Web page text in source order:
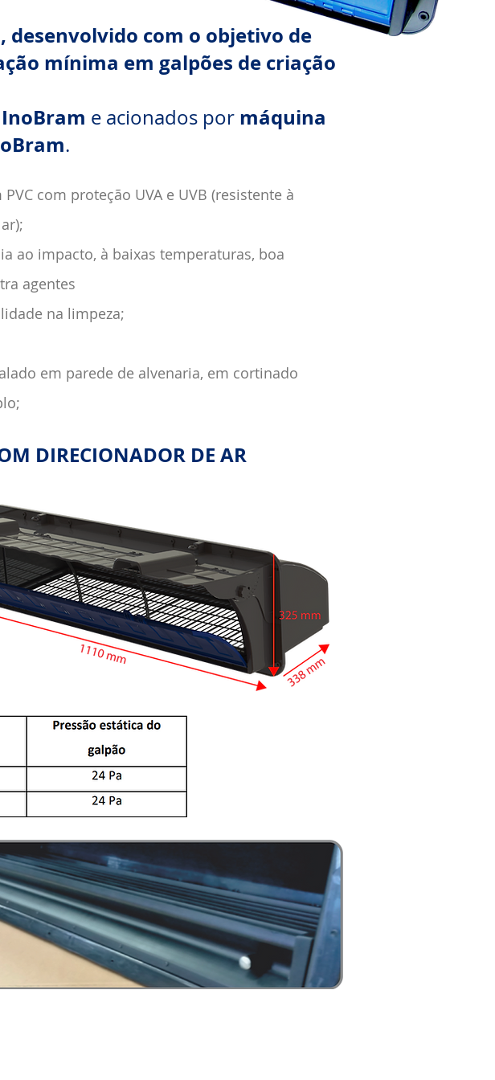
com o objetivo de
mínima em galpões de criação
e acionados por máquina
.
com proteção UVA e UVB (resistente à
ao impacto, à baixas temperaturas, boa
agentes
na limpeza;
em parede de alvenaria, em cortinado
DIRECIONADOR DE AR